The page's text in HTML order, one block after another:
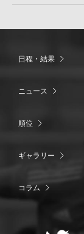
日程・結果
ニュース
順位
ギャラリー
コラム